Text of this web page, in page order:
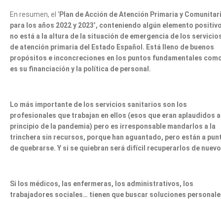
En resumen, el ‘Plan de Acción de Atención Primaria y
para los años 2022 y 2023’, conteniendo algún elemento
no está a la altura de la situación de emergencia de los
de atención primaria del Estado Español. Está lleno de buenos
propósitos e inconcreciones en los puntos fundamentales
es su financiación y la política de personal.
Lo más importante de los servicios sanitarios son los
profesionales que trabajan en ellos (esos que eran aplaudidos
principio de la pandemia) pero es irresponsable mandarlos a la
trinchera sin recursos, porque han aguantado, pero están a
de quebrarse. Y si se quiebran será difícil recuperarlos de
Si los médicos, las enfermeras, los administrativos, los
trabajadores sociales… tienen que buscar soluciones